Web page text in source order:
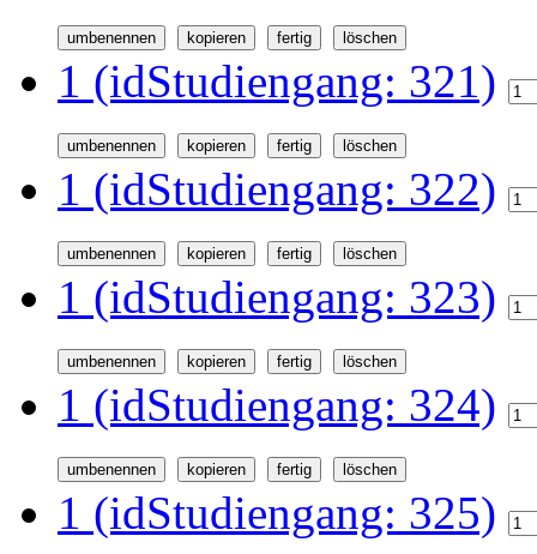
1 (idStudiengang: 321)
1 (idStudiengang: 322)
1 (idStudiengang: 323)
1 (idStudiengang: 324)
1 (idStudiengang: 325)